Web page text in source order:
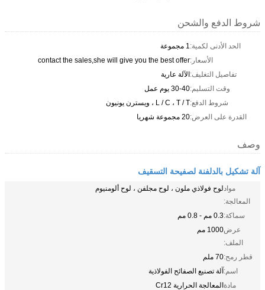
شروط الدفع والشحن
الحد الأدنى لكمية:1 مجموعة
الأسعار:contact the sales,she will give you the best offer
تفاصيل التغليف:الآلة عارية
وقت التسليم:30-40 يوم عمل
شروط الدفع:L / C ، T / T ، ويسترن يونيون
القدرة على العرض:20 مجموعة شهريا
وصف
آلة تشكيل بالدلفنة لصفيحة التسقيف
مواد
المعالجة:
لوح فولاذي ملون ، لوح مجلفن ، لوح ألومنيوم
سماكة:0.3 مم - 0.8 مم
عرض
الملف:
1000 مم
قطر رمح:70 ملم
اسم:آلة تصنيع الصفائح الفولاذية
مادةالمعالجة الحرارية Cr12